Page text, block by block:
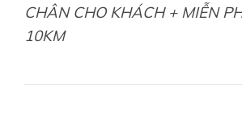
CHÂN CHO KHÁCH + MIỄN
10KM